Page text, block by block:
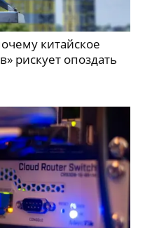
китайское
рискует опоздать